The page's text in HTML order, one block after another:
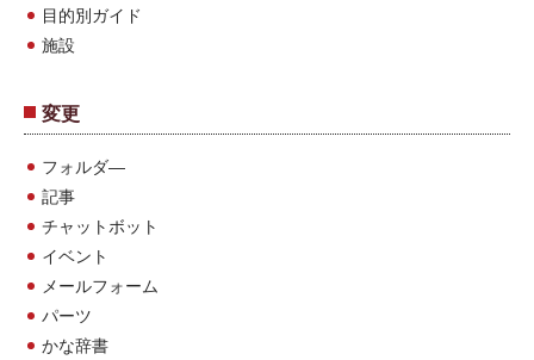
目的別ガイド
施設
変更
フォルダ―
記事
チャットボット
イベント
メールフォーム
パーツ
かな辞書